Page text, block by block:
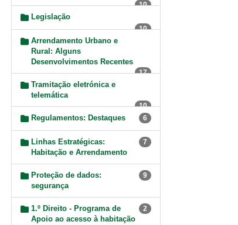
10
Legislação
10
Arrendamento Urbano e
Rural: Alguns
Desenvolvimentos Recentes
17
Tramitação eletrónica e
telemática
10
Regulamentos: Destaques 6
Linhas Estratégicas:
Habitação e Arrendamento
7
Proteção de dados:
segurança
9
1.º Direito - Programa de
Apoio ao acesso à habitação
2